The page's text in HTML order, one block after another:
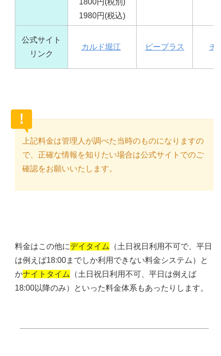
1800円(税別)
1980円(税込)
公式サイト
リンク
カルド堀江 ビープラス チ
上記料金は管理人が調べた当時のものになりますの
で、正確な情報を知りたい場合は公式サイトでのご
確認をお願いいたします。
料金はこの他にデイタイム （土日祝日利用不可で、平日
は例えば18:00までしか利用できない料金システム）と
かナイトタイム （土日祝日利用不可、平日は例えば
18:00以降のみ）といった料金体系もあったりします。